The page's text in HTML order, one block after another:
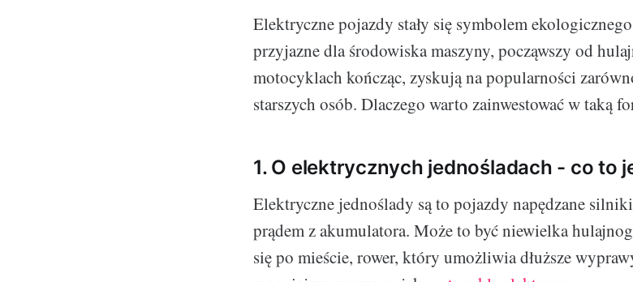
Elektryczne pojazdy stały się symbolem
przyjazne dla środowiska maszyny, począwszy od
motocyklach kończąc, zyskują na popularności
starszych osób. Dlaczego warto zainwestować w taką
1. O elektrycznych jednośladach - co to
Elektryczne jednoślady są to pojazdy napędzane
prądem z akumulatora. Może to być niewielka
się po mieście, rower, który umożliwia dłuższe